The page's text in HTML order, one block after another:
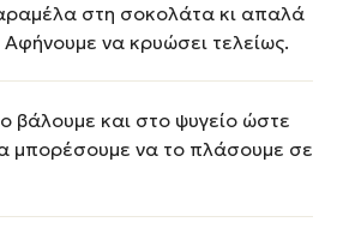
στη σοκολάτα κι απαλά
να κρυώσει τελείως.
βάλουμε και στο ψυγείο ώστε
μπορέσουμε να το πλάσουμε σε